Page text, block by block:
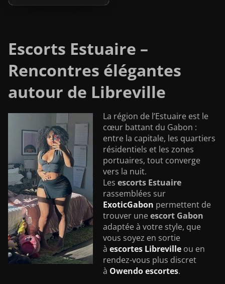
Escorts Estuaire –
Rencontres élégantes
autour de Libreville
La région de l’Estuaire est le
cœur battant du Gabon :
entre la capitale, les quartiers
résidentiels et les zones
portuaires, tout converge
vers la nuit.
Les escorts Estuaire
rassemblées sur
ExoticGabon permettent de
trouver uneescort Gabon
adaptée à votre style, que
vous soyez en sortie
à escortes Libreville ou en
rendez-vous plus discret
à Owendo escortes.